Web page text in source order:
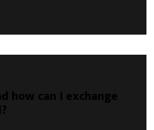
how can I exchange